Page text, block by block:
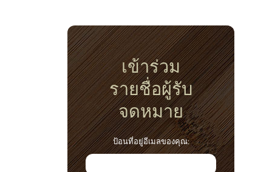
เข้าร่วม
รายชื่อผู้รับ
จดหมาย
ป้อนที่อยู่อีเมลของคุณ: